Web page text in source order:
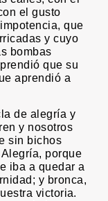
el gusto
que
y cuyo
bombas
que su
aprendió a
de alegría y
y nosotros
sin bichos
porque
iba a quedar a
y bronca,
victoria.